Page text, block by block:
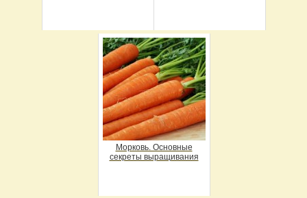
Морковь. Основные
секреты выращивания